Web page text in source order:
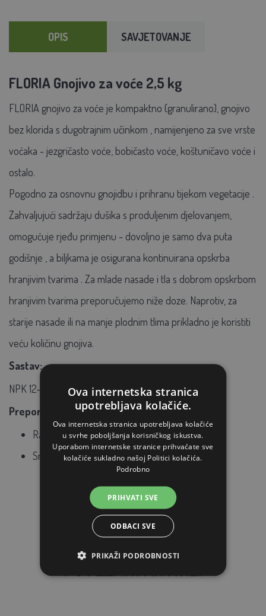
OPIS SAVJETOVANJE
FLORIA Gnojivo za voće 2,5 kg
FLORIA gnojivo za voće je kompaktno (granulirano), gnojivo
bez klorida s dugotrajnim učinkom , namijenjeno za sve vrste
voćaka - jezgričasto voće, bobičasto voće, koštuničavo voće i
ostalo.
Pogodno za osnovnu gnojidbu i prihranu tijekom vegetacije .
Zahvaljujući sadržaju dušika s produljenim djelovanjem,
omogućuje rjeđu primjenu - dovoljno je samo dva puta
godišnje , a biljkama je osigurana kontinuirana opskrba
hranjivim tvarima . Za mlade nasade i tla s dobrom opskrbom
hranjivim tvarima preporučujemo niže doze. Naprotiv, za
starije nasade ili na manje plodnim tlima prikladno je koristiti
veću količinu gnojiva.
Sastav:
NPK 12-10-18 + 2,7% Mg + elementi u tragovima
Preporučena doza:
Rano proljeće: 20–70 g/m²
Sredina ljeta:10–40 g/m²
Ova internetska stranica
upotrebljava kolačiće.
Ova internetska stranica upotrebljava kolačiće
u svrhe poboljšanja korisničkog iskustva.
Uporabom internetske stranice prihvaćate sve
kolačiće sukladno našoj Politici kolačića.
Podrobno
PRIHVATI SVE
ODBACI SVE
PRIKAŽI PODROBNOSTI